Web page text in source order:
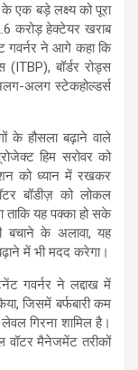
एक बड़े लक्ष्य को पूरा
करोड़ हेक्टेयर खराब
ने आगे कहा कि
(ITBP), बॉर्डर रोड्स
अलग स्टेकहोल्डर्स
के हौसला बढ़ाने वाले
हिम सरोवर को
को ध्यान में रखकर
बॉडीज़ को लोकल
यह पक्का हो सके
बचाने के अलावा, यह
में भी मदद करेगा।
गवर्नर ने लद्दाख में
जिसमें बर्फबारी कम
लेवल गिरना शामिल है।
वॉटर मैनेजमेंट तरीकों